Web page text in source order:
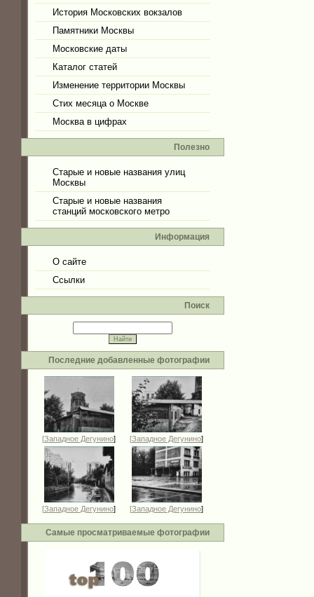
История Московских вокзалов
Памятники Москвы
Московские даты
Каталог статей
Изменение территории Москвы
Стих месяца о Москве
Москва в цифрах
Полезно
Старые и новые названия улиц
Москвы
Старые и новые названия
станций московского метро
Информация
О сайте
Ссылки
Поиск
Последние добавленные фотографии
[Западное Дегунино] [Западное Дегунино]
[Западное Дегунино] [Западное Дегунино]
Самые просматриваемые фотографии